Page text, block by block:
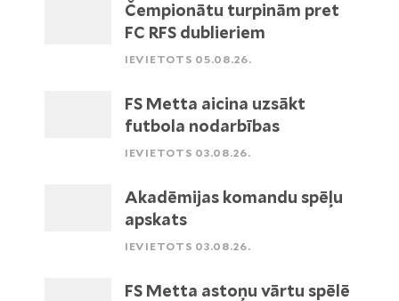
Čempionātu turpinām pret
FC RFS dublieriem
IEVIETOTS 05.08.26.
FS Metta aicina uzsākt
futbola nodarbības
IEVIETOTS 03.08.26.
Akadēmijas komandu spēļu
apskats
IEVIETOTS 03.08.26.
FS Metta astoņu vārtu spēlē